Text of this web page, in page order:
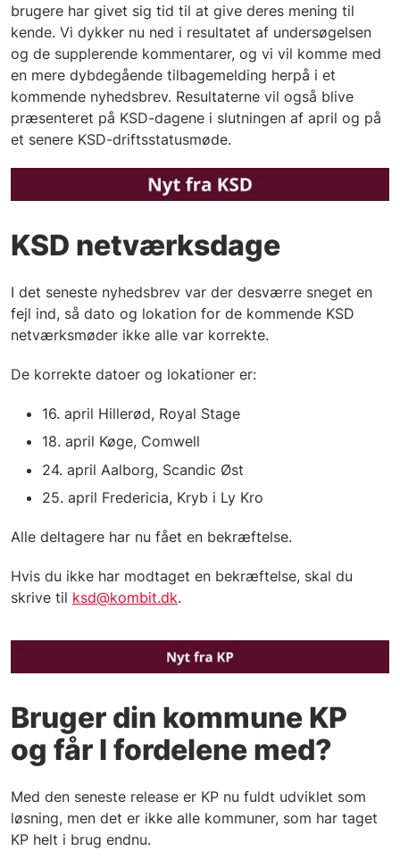
brugere har givet sig tid til at give deres mening til
kende. Vi dykker nu ned i resultatet af undersøgelsen
og de supplerende kommentarer, og vi vil komme med
en mere dybdegående tilbagemelding herpå i et
kommende nyhedsbrev. Resultaterne vil også blive
præsenteret på KSD-dagene i slutningen af april og på
et senere KSD-driftsstatusmøde.
KSD netværksdage
I det seneste nyhedsbrev var der desværre sneget en
fejl ind, så dato og lokation for de kommende KSD
netværksmøder ikke alle var korrekte.
De korrekte datoer og lokationer er:
16. april Hillerød, Royal Stage
18. april Køge, Comwell
24. april Aalborg, Scandic Øst
25. april Fredericia, Kryb i Ly Kro
Alle deltagere har nu fået en bekræftelse.
Hvis du ikke har modtaget en bekræftelse, skal du
skrive til ksd@kombit.dk.
Bruger din kommune KP
og får I fordelene med?
Med den seneste release er KP nu fuldt udviklet som
løsning, men det er ikke alle kommuner, som har taget
KP helt i brug endnu.